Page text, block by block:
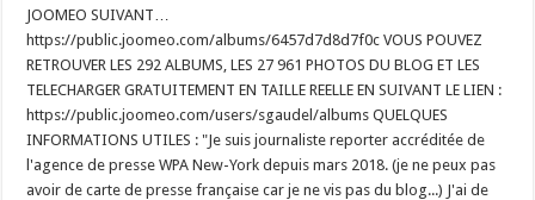
JOOMEO SUIVANT…
https://public.joomeo.com/albums/6457d7d8d7f0c VOUS POUVEZ
RETROUVER LES 292 ALBUMS, LES 27 961 PHOTOS DU BLOG ET LES
TELECHARGER GRATUITEMENT EN TAILLE REELLE EN SUIVANT LE LIEN :
https://public.joomeo.com/users/sgaudel/albums QUELQUES
INFORMATIONS UTILES : "Je suis journaliste reporter accréditée de
l'agence de presse WPA New-York depuis mars 2018. (je ne peux pas
avoir de carte de presse française car je ne vis pas du blog...) J'ai de